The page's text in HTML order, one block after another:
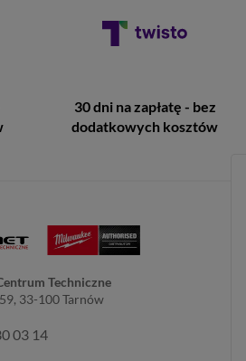
30 dni na zapłatę - bez
dodatkowych kosztów
Techniczne
33-100 Tarnów
03 14